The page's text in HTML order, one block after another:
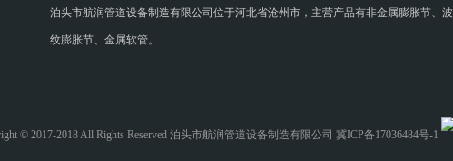
泊头市航润管道设备制造有限公司位于河北省沧州市，主营产品有非金属膨胀节、波
纹膨胀节、金属软管。
© 2017-2018 All Rights Reserved 泊头市航润管道设备制造有限公司 冀ICP备17036484号-1